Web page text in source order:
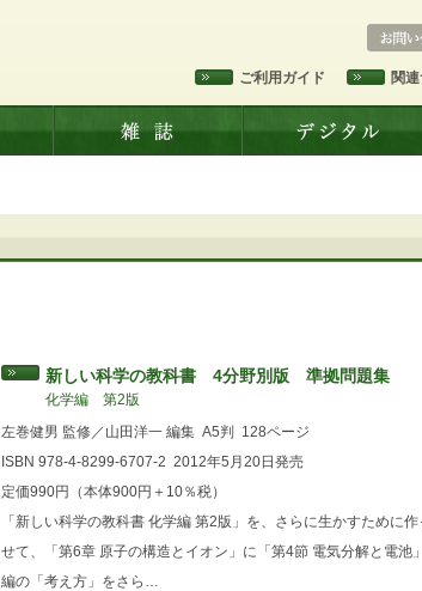
関
ご利用ガイド
新しい科学の教科書 4分野別版 準拠問題集
化学編 第2版
左巻健男 監修／山田洋一 編集 A5判
128ページ
ISBN 978-4-8299-6707-2 2012年5月20日発売
定価990円（本体900円＋10％税）
「新しい科学の教科書 化学編 第2版」を、さらに生かすために
せて、「第6章 原子の構造とイオン」に「第4節 電気分解と電池
編の「考え方」をさら…